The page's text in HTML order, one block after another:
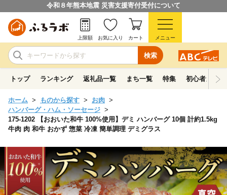
令和８年熊本地震 災害支援寄付受付について
検索
上限額 お気に入り カート メニュー
トップ ランキング 返礼品一覧 まち一覧 特集 初心者ガイド
ホーム ものから探す
お肉
ハンバーグ・ハム・ソーセージ
175-1202 【おおいた和牛 100%使用】デミ ハンバーグ 10個 計約1.5kg
牛肉 肉 和牛 おかず 惣菜 冷凍 簡単調理 デミグラス